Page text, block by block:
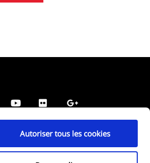
Autoriser tous les cookies